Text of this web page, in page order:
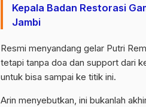
Kepala Badan Restorasi
Jambi
Resmi menyandang gelar Putri
tetapi tanpa doa dan support dari
untuk bisa sampai ke titik ini.
Arin menyebutkan, ini bukanlah